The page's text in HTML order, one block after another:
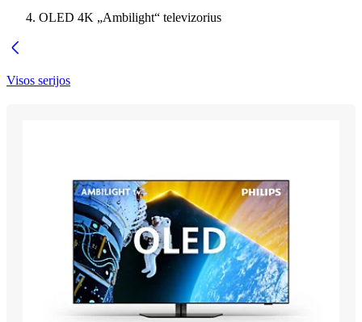
OLED 4K „Ambilight“ televizorius
Visos serijos